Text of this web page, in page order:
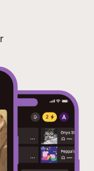
ebenfalls das
achthundert
Tonnen,
ausgesetzt,
war noch